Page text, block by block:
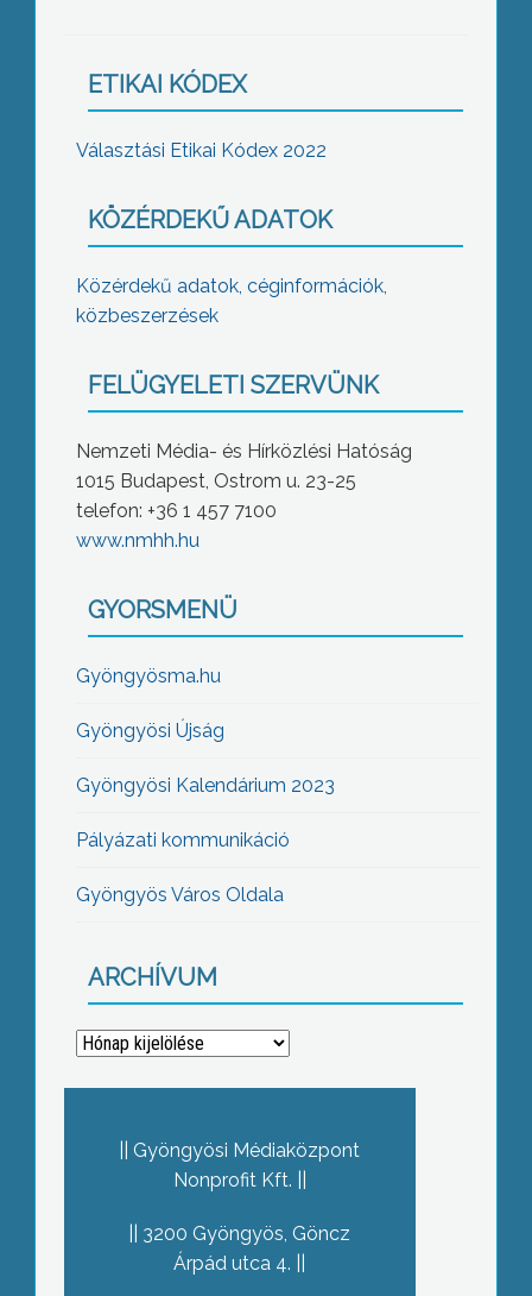
ETIKAI KÓDEX
Választási Etikai Kódex 2022
KÖZÉRDEKŰ ADATOK
Közérdekű adatok, céginformációk,
közbeszerzések
FELÜGYELETI SZERVÜNK
Nemzeti Média- és Hírközlési Hatóság
1015 Budapest, Ostrom u. 23-25
telefon: +36 1 457 7100
www.nmhh.hu
GYORSMENÜ
Gyöngyösma.hu
Gyöngyösi Újság
Gyöngyösi Kalendárium 2023
Pályázati kommunikáció
Gyöngyös Város Oldala
ARCHÍVUM
Archívum
Gyöngyösi Médiaközpont
Nonprofit Kft.
3200 Gyöngyös, Göncz
Árpád utca 4.